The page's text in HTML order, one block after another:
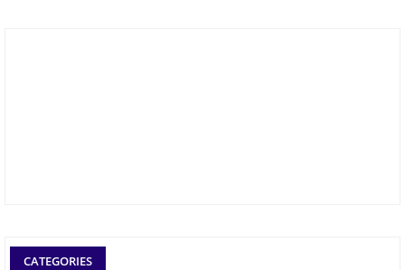
CATEGORIES